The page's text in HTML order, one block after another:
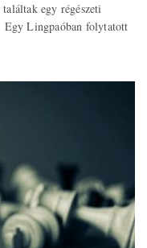
egy régészeti
Lingpaóban folytatott